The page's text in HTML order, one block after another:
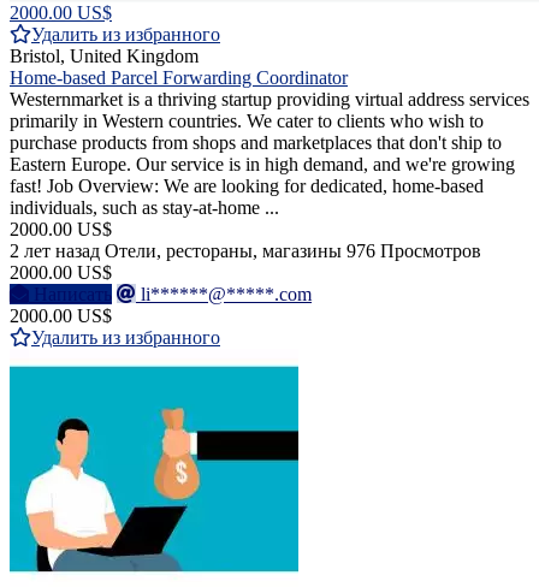
2000.00 US$
Удалить из избранного
Bristol, United Kingdom
Home-based Parcel Forwarding Coordinator
Westernmarket is a thriving startup providing virtual address services
primarily in Western countries. We cater to clients who wish to
purchase products from shops and marketplaces that don't ship to
Eastern Europe. Our service is in high demand, and we're growing
fast! Job Overview: We are looking for dedicated, home-based
individuals, such as stay-at-home ...
2000.00 US$
2 лет назад Отели, рестораны, магазины 976 Просмотров
2000.00 US$
Написать
li******@*****.com
2000.00 US$
Удалить из избранного